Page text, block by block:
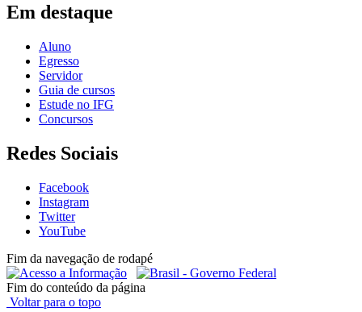
Em destaque
Aluno
Egresso
Servidor
Guia de cursos
Estude no IFG
Concursos
Redes Sociais
Facebook
Instagram
Twitter
YouTube
Fim da navegação de rodapé
Fim do conteúdo da página
Voltar para o topo